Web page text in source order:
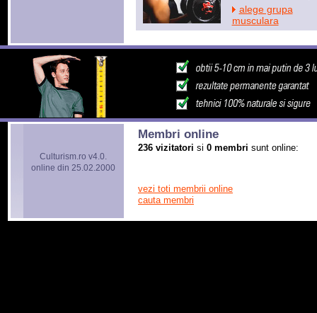
alege grupa
musculara
Culturism.ro v4.0.
online din 25.02.2000
Membri online
236 vizitatori si 0 membri sunt online:
vezi toti membrii online
cauta membri